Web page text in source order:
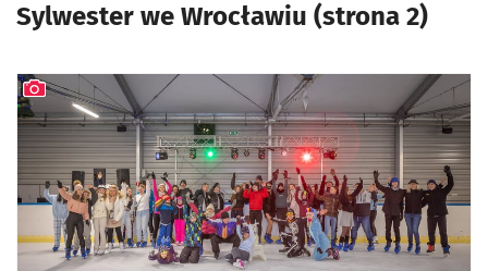
Sylwester we Wrocławiu (strona 2)